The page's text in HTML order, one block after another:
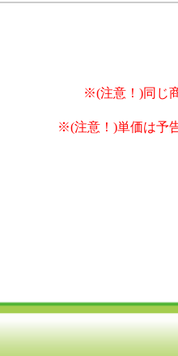
※(注意！)同じ
※(注意！)単価は予